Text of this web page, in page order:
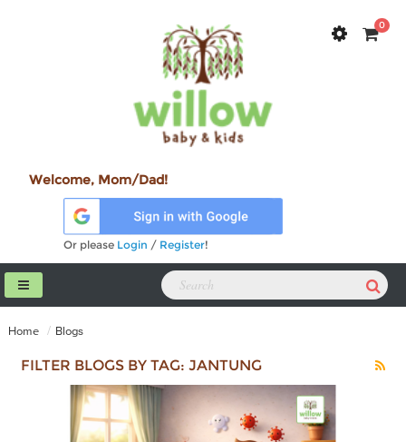
0
Welcome, Mom/Dad!
Or please Login / Register!
Home Blogs
FILTER BLOGS BY TAG: JANTUNG